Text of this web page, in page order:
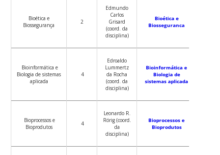
Bioética e
Biossegurança
2
Edmundo
Carlos
Grisard
(coord. da
disciplina)
Bioética e
Biosseguranca
Bioinformática e
Biologia de sistemas
aplicada
4
Edroaldo
Lummertz
da Rocha
(coord. da
disciplina)
Bioinformática e
Biologia de
sistemas aplicada
Bioprocessos e
Bioprodutos
4
Leonardo R.
Rörig (coord.
da
disciplina)
Bioprocessos e
Bioprodutos